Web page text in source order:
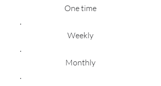
One time
Weekly
Monthly